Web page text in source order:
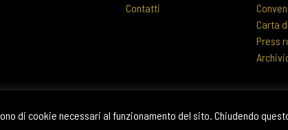
di cookie necessari al funzionamento del sito. Chiudendo
Contatti
Carta
Press